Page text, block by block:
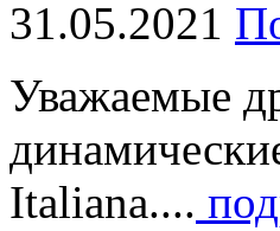
31.05.2021
Уважаемые
Italiana....